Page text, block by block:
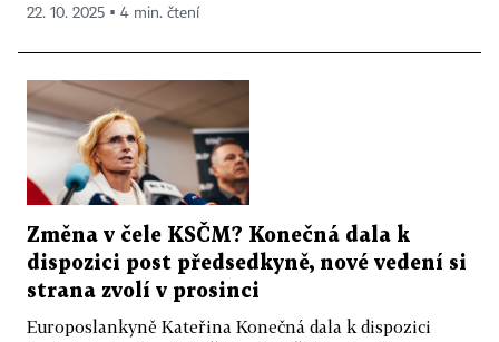
22. 10. 2025 ▪ 4 min. čtení
Změna v čele KSČM? Konečná dala k
dispozici post předsedkyně, nové vedení si
strana zvolí v prosinci
Europoslankyně Kateřina Konečná dala k dispozici